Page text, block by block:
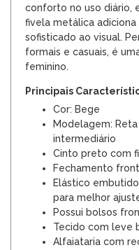
conforto no uso diário,
fivela metálica
sofisticado ao visual.
formais e casuais, é
feminino.
Principais
Cor: Bege
Modelagem:
intermediário
Cinto preto com
Fechamento
Elástico
para melhor
Possui bolsos
Tecido com leve
Alfaiataria com